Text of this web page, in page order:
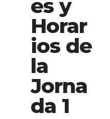
es y
Horar
ios de
la
Jorna
da 1